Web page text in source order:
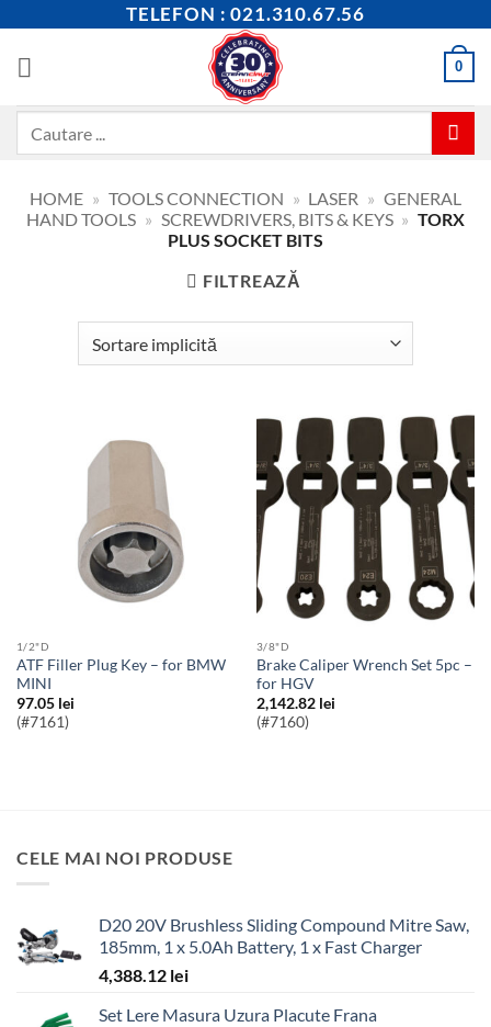
content
TELEFON : 021.310.67.56
0
HOME » TOOLS CONNECTION » LASER » GENERAL
HAND TOOLS » SCREWDRIVERS, BITS & KEYS » TORX
PLUS SOCKET BITS
FILTREAZĂ
1/2"D
ATF Filler Plug Key – for BMW
MINI
97.05 lei
(#7161)
3/8"D
Brake Caliper Wrench Set 5pc –
for HGV
2,142.82 lei
(#7160)
CELE MAI NOI PRODUSE
D20 20V Brushless Sliding Compound Mitre Saw,
185mm, 1 x 5.0Ah Battery, 1 x Fast Charger
4,388.12 lei
Set Lere Masura Uzura Placute Frana